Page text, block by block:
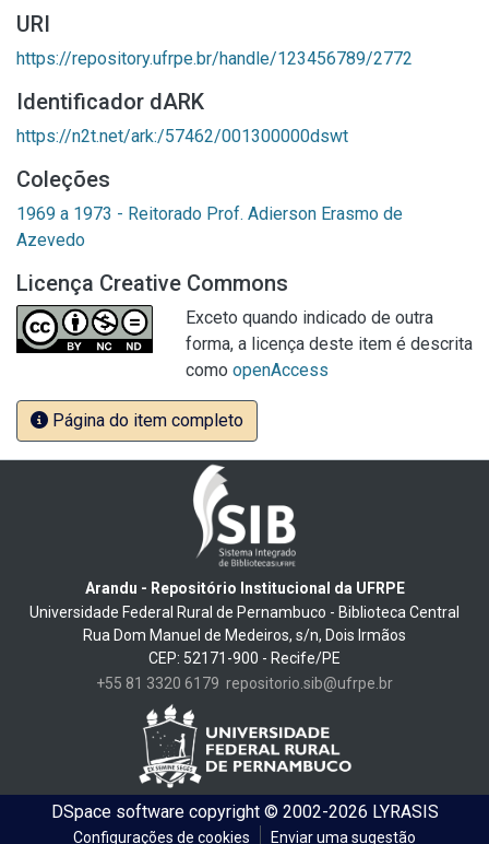
URI
https://repository.ufrpe.br/handle/123456789/2772
Identificador dARK
https://n2t.net/ark:/57462/001300000dswt
Coleções
1969 a 1973 - Reitorado Prof. Adierson Erasmo de
Azevedo
Licença Creative Commons
Exceto quando indicado de outra
forma, a licença deste item é descrita
como openAccess
Página do item completo
Arandu - Repositório Institucional da UFRPE
Universidade Federal Rural de Pernambuco - Biblioteca Central
Rua Dom Manuel de Medeiros, s/n, Dois Irmãos
CEP: 52171-900 - Recife/PE
+55 81 3320 6179 repositorio.sib@ufrpe.br
DSpace softwarecopyright © 2002-2026 LYRASIS
Configurações de cookies Enviar uma sugestão